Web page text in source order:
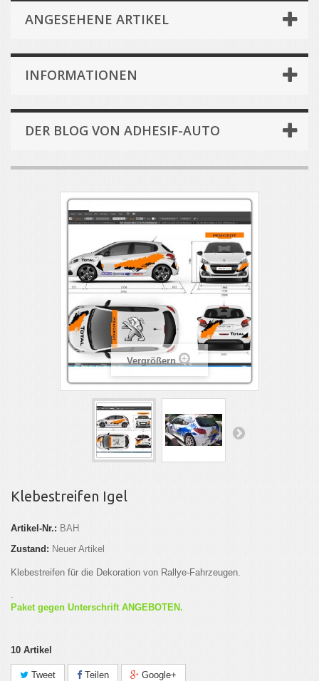
ANGESEHENE ARTIKEL
INFORMATIONEN
DER BLOG VON ADHESIF-AUTO
Vergrößern
Klebestreifen Igel
Artikel-Nr.: BAH
Zustand: Neuer Artikel
Klebestreifen für die Dekoration von Rallye-Fahrzeugen.
.
Paket gegen Unterschrift ANGEBOTEN.
10 Artikel
Tweet Teilen Google+